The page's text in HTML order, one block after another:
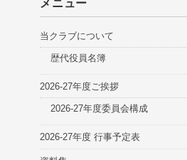
メニュー
当クラブについて
歴代役員名簿
2026-27年度ご挨拶
2026-27年度委員会構成
2026-27年度 行事予定表